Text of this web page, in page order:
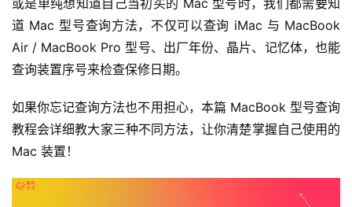
或是单纯想知道自己当初买的 Mac 型号时，我们都需要知
道 Mac 型号查询方法，不仅可以查询 iMac 与 MacBook
Air / MacBook Pro 型号、出厂年份、晶片、记忆体，也能
查询装置序号来检查保修日期。
如果你忘记查询方法也不用担心，本篇 MacBook 型号查询
教程会详细教大家三种不同方法，让你清楚掌握自己使用的
Mac 装置！